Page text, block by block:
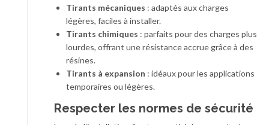
Tirants mécaniques : adaptés aux charges
légères, faciles à installer.
Tirants chimiques : parfaits pour des charges plus
lourdes, offrant une résistance accrue grâce à des
résines.
Tirants à expansion : idéaux pour les applications
temporaires ou légères.
Respecter les normes de sécurité